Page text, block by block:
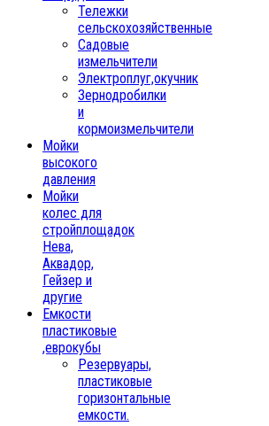
Тележки
сельскохозяйственные
Садовые
измельчители
Электроплуг,окучник
Зернодробилки
и
кормоизмельчители
Мойки
высокого
давления
Мойки
колес для
стройплощадок
Нева,
Аквадор,
Гейзер и
другие
Емкости
пластиковые
,еврокубы
Резервуары,
пластиковые
горизонтальные
емкости.